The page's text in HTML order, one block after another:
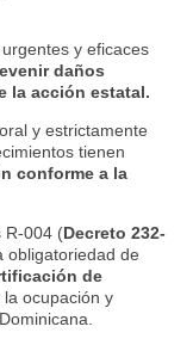
y eficaces
daños
la acción estatal.
y estrictamente
tienen
conforme a la
R-004 (Decreto 232-
obligatoriedad de
de
ocupación y